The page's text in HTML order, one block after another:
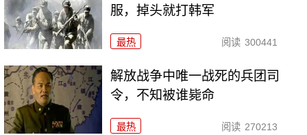
服，掉头就打韩军
最热 阅读 300441
解放战争中唯一战死的兵团司
令，不知被谁毙命
最热 阅读 270213